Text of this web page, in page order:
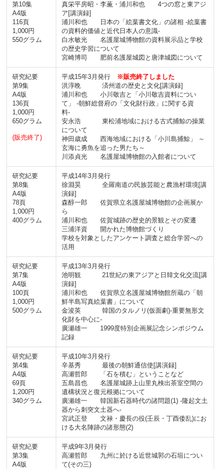
第10集
A4版
116頁
1,000円
550グラム
真栄平房昭・李薫・浦川和也 4つの窓と東アジ
ア[講演録]
浦川和也 日本の「絵葉書文化」の諸相 -絵葉書
の資料的価値と近代日本人の意識-
白水敏光 名護屋城博物館の資料展示品と学校
の歴史学習について
宮崎博司 肥前名護屋城図と唐津城図について
研究紀要
第9集
A4版
136頁
1,000円
650グラム
(販売終了)
平成15年3月発行
※販売終了しました
洪淳晩 済州道の歴史と文化[講演録]
浦川和也 小川敬吉と「小川敬吉資料につい
て」 -朝鮮総督府の「文化財行政」に関する資
料-
安永浩 東松浦地域における古式捕鯨の操業
について
神田歳成 西海地域における「小川島捕鯨」 ～
玄海に勇魚を追った男たち～
川添貞光 名護屋城博物館の入館者について
研究紀要
第8集
A4版
78頁
1,000円
400グラム
平成14年3月発行
徐淵昊 全羅南道の民族芸能と農漁村環境[講
演録]
森醇一郎 佐賀県立名護屋城博物館の企画展か
ら
浦川和也 佐賀城跡の歴史的景観とその変遷
三浦洋資 開かれた博物館づくり
学校を対象としたアンケート調査と総合学習への
活用
研究紀要
第7集
A4版
100頁
1,000円
500グラム
平成13年3月発行
池明観 21世紀の東アジアと日韓文化交流[講
演録]
浦川和也 佐賀県立名護屋城博物館所蔵の「朝
鮮半島写真絵葉書」について
金浚英 韓国のタルノリ(仮面劇)-重要無形文
化財を中心に-
廣瀬雄一 1999度特別企画展記念シンポジウム
記録
研究紀要
第4集
A4版
69頁
1,200円
340グラム
平成10年3月発行
辛基秀 最後の朝鮮通信使[講演録]
高瀬哲郎 「石を積む」ということなど
五島昌也 名護屋城跡上山里丸検出茶室空間の
遺構状況と復元根拠について
廣瀬雄一 韓国新石器時代の諸問題(1) -隆起文土
器から刺突文土器へ-
宮武正登 文禄・慶長の役(壬辰・丁酉倭乱)にお
ける大名陣跡の諸形態(2)
研究紀要
第3集
A4版
平成9年3月発行
高瀬哲郎 九州に於ける近世城郭の石垣につい
て(その三)